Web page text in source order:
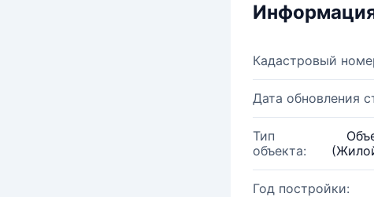
Кадастровый
Дата обновления
Тип
объекта:
Год постройки: